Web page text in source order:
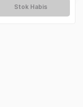
Stok Habis